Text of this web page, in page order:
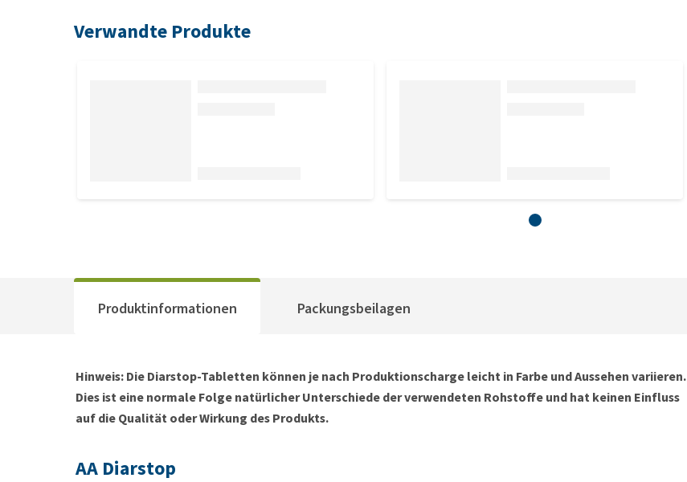
Verwandte Produkte
Produktinformationen
Hinweis: Die Diarstop-Tabletten können je nach Produktionscharge leicht in Farbe und Aussehen variieren.
Dies ist eine normale Folge natürlicher Unterschiede der verwendeten Rohstoffe und hat keinen Einfluss
auf die Qualität oder Wirkung des Produkts.
AA Diarstop
Packungsbeilagen